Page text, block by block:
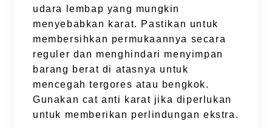
udara lembap yang mungkin
menyebabkan karat. Pastikan untuk
membersihkan permukaannya secara
reguler dan menghindari menyimpan
barang berat di atasnya untuk
mencegah tergores atau bengkok.
Gunakan cat anti karat jika diperlukan
untuk memberikan perlindungan ekstra.